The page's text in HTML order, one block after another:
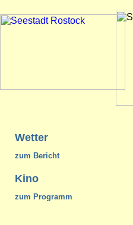
Wetter
zum Bericht
Kino
zum Programm